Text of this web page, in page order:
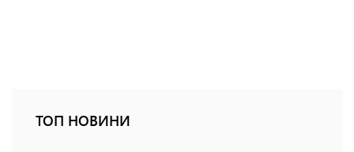
ТОП НОВИНИ